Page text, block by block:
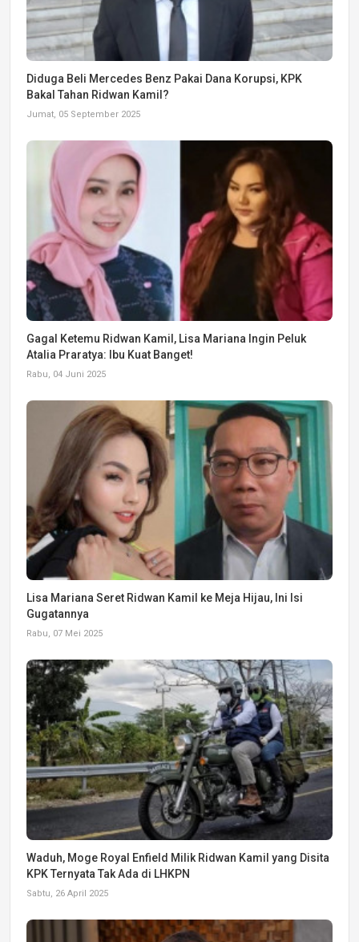
Diduga Beli Mercedes Benz Pakai Dana Korupsi, KPK
Bakal Tahan Ridwan Kamil?
Jumat, 05 September 2025
Gagal Ketemu Ridwan Kamil, Lisa Mariana Ingin Peluk
Atalia Praratya: Ibu Kuat Banget!
Rabu, 04 Juni 2025
Lisa Mariana Seret Ridwan Kamil ke Meja Hijau, Ini Isi
Gugatannya
Rabu, 07 Mei 2025
Waduh, Moge Royal Enfield Milik Ridwan Kamil yang Disita
KPK Ternyata Tak Ada di LHKPN
Sabtu, 26 April 2025